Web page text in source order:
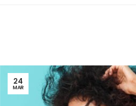
24
MAR